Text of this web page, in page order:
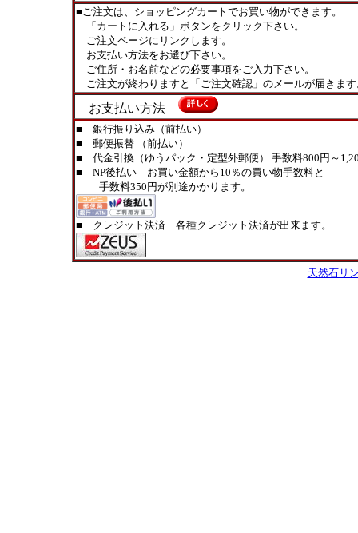
■ご注文は、ショッピングカートでお買い物ができます。
「カートに入れる」ボタンをクリック下さい。
ご注文ページにリンクします。
お支払い方法をお選び下さい。
ご住所・お名前などの必要事項をご入力下さい。
ご注文が終わりますと「ご注文確認」のメールが届きま
お支払い方法
■ 銀行振り込み（前払い）
■ 郵便振替 （前払い）
■ 代金引換（ゆうパック・定型外郵便） 手数料800円～
■ NP後払い お買い金額から10％の買い物手数料と
手数料350円が別途かかります。
■ クレジット決済 各種クレジット決済が出来ます。
天然石リ